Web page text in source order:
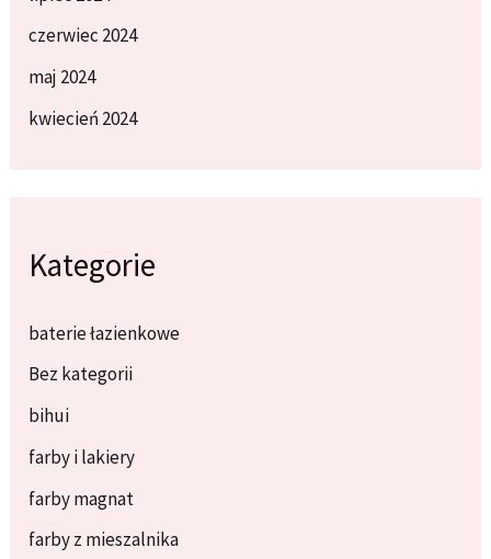
czerwiec 2024
maj 2024
kwiecień 2024
Kategorie
baterie łazienkowe
Bez kategorii
bihui
farby i lakiery
farby magnat
farby z mieszalnika